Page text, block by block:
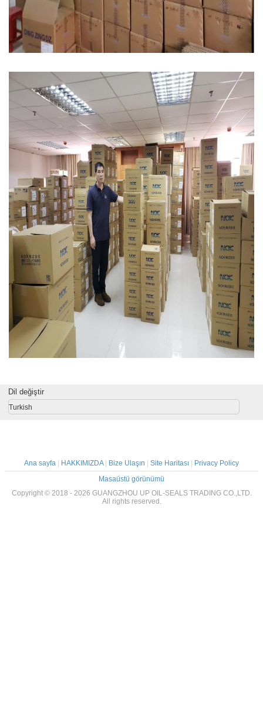
Dil değiştir
Turkish
Ana sayfa | HAKKIMIZDA| Bize Ulaşın | Site Haritası | Privacy Policy
Masaüstü görünümü
Copyright © 2018 - 2026 GUANGZHOU UP OIL-SEALS TRADING CO.,LTD.
All rights reserved.